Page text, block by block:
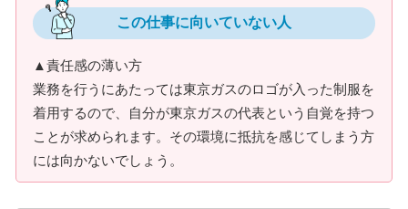
この仕事に向いていない人
▲責任感の薄い方
業務を行うにあたっては東京ガスのロゴが入った制服を
着用するので、自分が東京ガスの代表という自覚を持つ
ことが求められます。その環境に抵抗を感じてしまう方
には向かないでしょう。